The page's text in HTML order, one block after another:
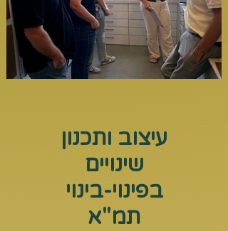
עיצוב ותכנון
שינויים
בפינוי-בינוי
תמ"א